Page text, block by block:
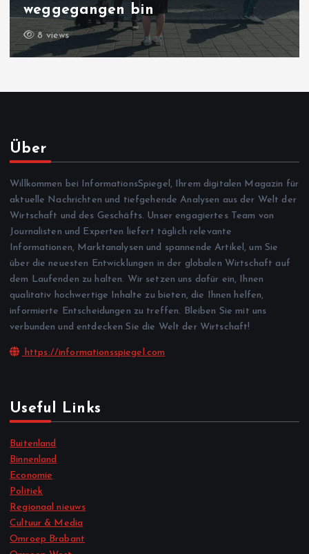
weggegangen bin
8 views
Über
Willkommen bei InformationsSpiegel, Ihrem digitalen Magazin für
aktuelle Nachrichten und tiefgehende Analysen aus der Welt der
Wirtschaft und des Geschäfts. Unser engagiertes Team von
Journalisten und Experten liefert täglich relevante
Informationen, Marktanalysen und spannende Artikel, um Sie
über die neuesten Entwicklungen in der globalen Wirtschaft auf
dem Laufenden zu halten. Wir setzen uns dafür ein, Ihnen
qualitativ hochwertige Inhalte zu bieten, die Ihnen helfen,
informierte Entscheidungen zu treffen. Bleiben Sie mit uns
verbunden und entdecken Sie die Welt der Wirtschaft!
https://informationsspiegel.com
Useful Links
Buitenland
Binnenland
Economie
Politiek
Regionaal nieuws
Cultuur & Media
Omroep Brabant